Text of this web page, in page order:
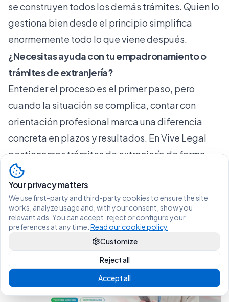
se construyen todos los demás trámites. Quien lo
gestiona bien desde el principio simplifica
enormemente todo lo que viene después.
¿Necesitas ayuda con tu empadronamiento o
trámites de extranjería?
Entender el proceso es el primer paso, pero
cuando la situación se complica, contar con
orientación profesional marca una diferencia
concreta en plazos y resultados. EnVive Legal
gestionamos trámites de extranjería de forma
integral y digital, desde el diagnóstico de tu
situación hasta la presentación de
documentación, sin que tengas que desplazarte
ni perder días de trabajo.
Your privacy matters
We use first-party and third-party cookies to ensure the site
works, analyze usage and, with your consent, show you
relevant ads. You can accept, reject or configure your
preferences at any time. Read our cookie policy
Customize
Reject all
Accept all